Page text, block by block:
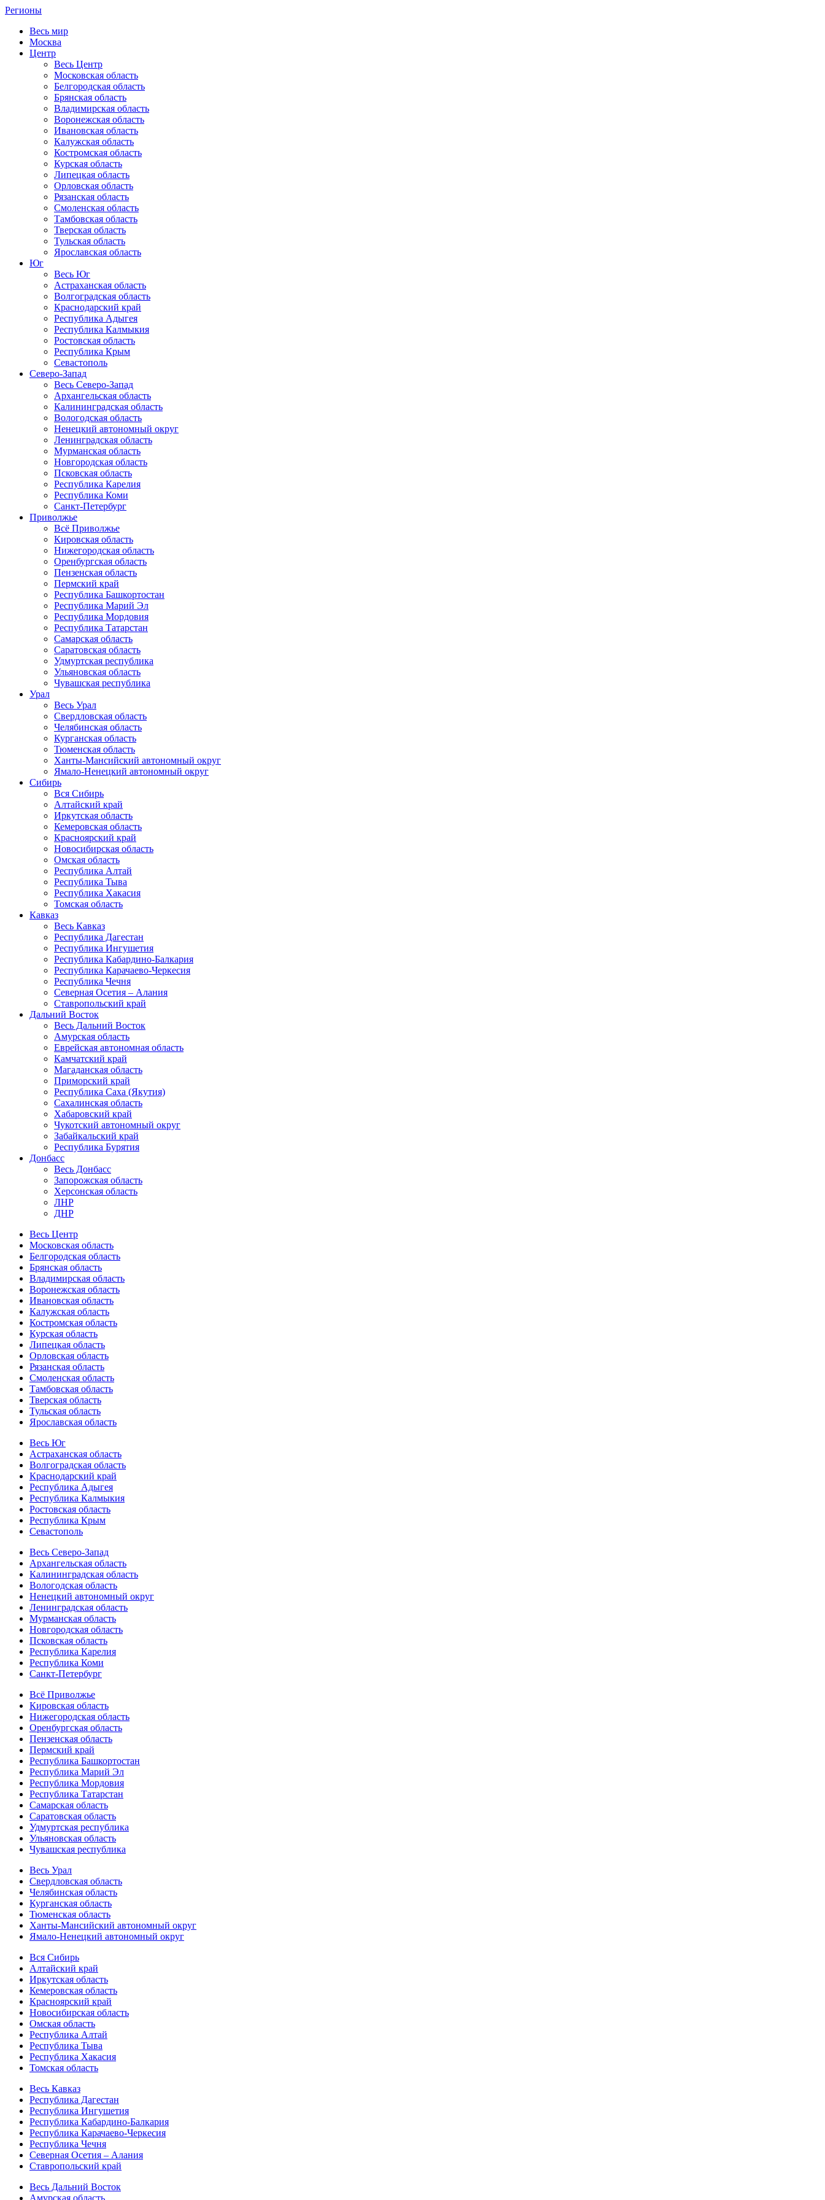
Регионы
Весь мир
Москва
Центр
Весь Центр
Московская область
Белгородская область
Брянская область
Владимирская область
Воронежская область
Ивановская область
Калужская область
Костромская область
Курская область
Липецкая область
Орловская область
Рязанская область
Смоленская область
Тамбовская область
Тверская область
Тульская область
Ярославская область
Юг
Весь Юг
Астраханская область
Волгоградская область
Краснодарский край
Республика Адыгея
Республика Калмыкия
Ростовская область
Республика Крым
Севастополь
Северо-Запад
Весь Северо-Запад
Архангельская область
Калининградская область
Вологодская область
Ненецкий автономный округ
Ленинградская область
Мурманская область
Новгородская область
Псковская область
Республика Карелия
Республика Коми
Санкт-Петербург
Приволжье
Всё Приволжье
Кировская область
Нижегородская область
Оренбургская область
Пензенская область
Пермский край
Республика Башкортостан
Республика Марий Эл
Республика Мордовия
Республика Татарстан
Самарская область
Саратовская область
Удмуртская республика
Ульяновская область
Чувашская республика
Урал
Весь Урал
Свердловская область
Челябинская область
Курганская область
Тюменская область
Ханты-Мансийский автономный округ
Ямало-Ненецкий автономный округ
Сибирь
Вся Сибирь
Алтайский край
Иркутская область
Кемеровская область
Красноярский край
Новосибирская область
Омская область
Республика Алтай
Республика Тыва
Республика Хакасия
Томская область
Кавказ
Весь Кавказ
Республика Дагестан
Республика Ингушетия
Республика Кабардино-Балкария
Республика Карачаево-Черкесия
Республика Чечня
Северная Осетия – Алания
Ставропольский край
Дальний Восток
Весь Дальний Восток
Амурская область
Еврейская автономная область
Камчатский край
Магаданская область
Приморский край
Республика Саха (Якутия)
Сахалинская область
Хабаровский край
Чукотский автономный округ
Забайкальский край
Республика Бурятия
Донбасс
Весь Донбасс
Запорожская область
Херсонская область
ЛНР
ДНР
Весь Центр
Московская область
Белгородская область
Брянская область
Владимирская область
Воронежская область
Ивановская область
Калужская область
Костромская область
Курская область
Липецкая область
Орловская область
Рязанская область
Смоленская область
Тамбовская область
Тверская область
Тульская область
Ярославская область
Весь Юг
Астраханская область
Волгоградская область
Краснодарский край
Республика Адыгея
Республика Калмыкия
Ростовская область
Республика Крым
Севастополь
Весь Северо-Запад
Архангельская область
Калининградская область
Вологодская область
Ненецкий автономный округ
Ленинградская область
Мурманская область
Новгородская область
Псковская область
Республика Карелия
Республика Коми
Санкт-Петербург
Всё Приволжье
Кировская область
Нижегородская область
Оренбургская область
Пензенская область
Пермский край
Республика Башкортостан
Республика Марий Эл
Республика Мордовия
Республика Татарстан
Самарская область
Саратовская область
Удмуртская республика
Ульяновская область
Чувашская республика
Весь Урал
Свердловская область
Челябинская область
Курганская область
Тюменская область
Ханты-Мансийский автономный округ
Ямало-Ненецкий автономный округ
Вся Сибирь
Алтайский край
Иркутская область
Кемеровская область
Красноярский край
Новосибирская область
Омская область
Республика Алтай
Республика Тыва
Республика Хакасия
Томская область
Весь Кавказ
Республика Дагестан
Республика Ингушетия
Республика Кабардино-Балкария
Республика Карачаево-Черкесия
Республика Чечня
Северная Осетия – Алания
Ставропольский край
Весь Дальний Восток
Амурская область